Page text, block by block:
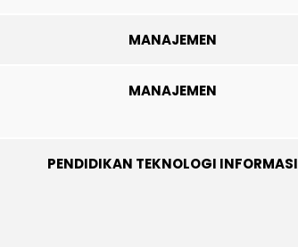
MANAJEMEN
MANAJEMEN
PENDIDIKAN TEKNOLOGI INFORMASI